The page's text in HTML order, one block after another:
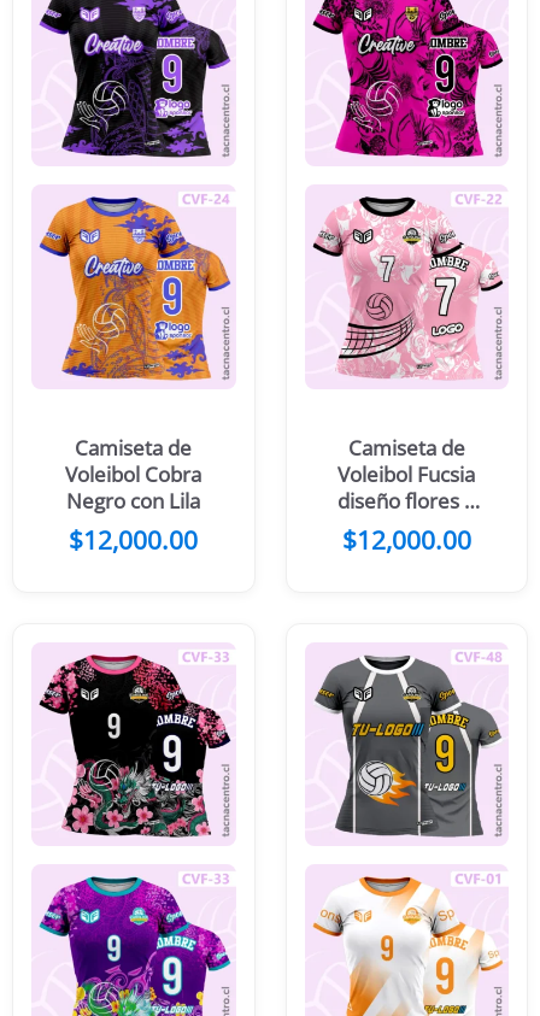
Camiseta de
Voleibol Cobra
Negro con Lila
$12,000.00
Camiseta de
Voleibol Fucsia
diseño flores y
hojas
$12,000.00